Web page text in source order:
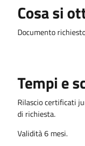
Cosa si
Documento
Tempi e
Rilascio certificati
di richiesta.
Validità 6 mesi.